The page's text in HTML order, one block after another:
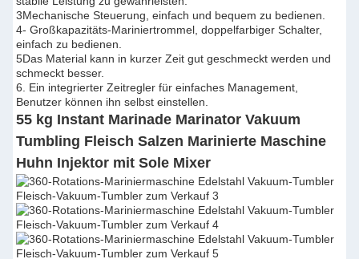
3Mechanische Steuerung, einfach und bequem zu bedienen.
4- Großkapazitäts-Mariniertrommel, doppelfarbiger Schalter,
einfach zu bedienen.
5Das Material kann in kurzer Zeit gut geschmeckt werden und
schmeckt besser.
6. Ein integrierter Zeitregler für einfaches Management,
Benutzer können ihn selbst einstellen.
55 kg Instant Marinade Marinator Vakuum
Tumbling Fleisch Salzen Marinierte Maschine
Huhn Injektor mit Sole Mixer